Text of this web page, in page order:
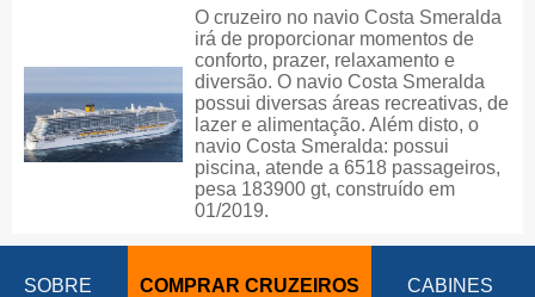
O cruzeiro no navio Costa Smeralda
irá de proporcionar momentos de
conforto, prazer, relaxamento e
diversão. O navio Costa Smeralda
possui diversas áreas recreativas, de
lazer e alimentação. Além disto, o
navio Costa Smeralda: possui
piscina, atende a 6518 passageiros,
pesa 183900 gt, construído em
01/2019.
SOBRE COMPRAR CRUZEIROS CABINES